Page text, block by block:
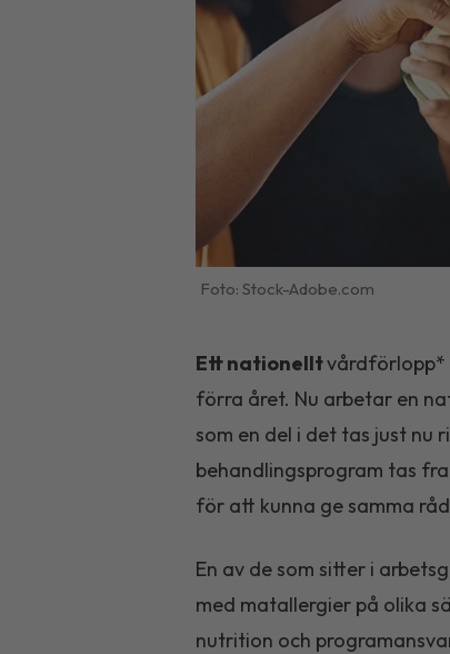
Stock-Adobe.com
Ett nationelltvårdförlopp*
förra året. Nu arbetar en
som en del i det tas just nu
behandlingsprogram tas
för att kunna ge samma
En av de som sitter i
med matallergier på olika
nutrition och